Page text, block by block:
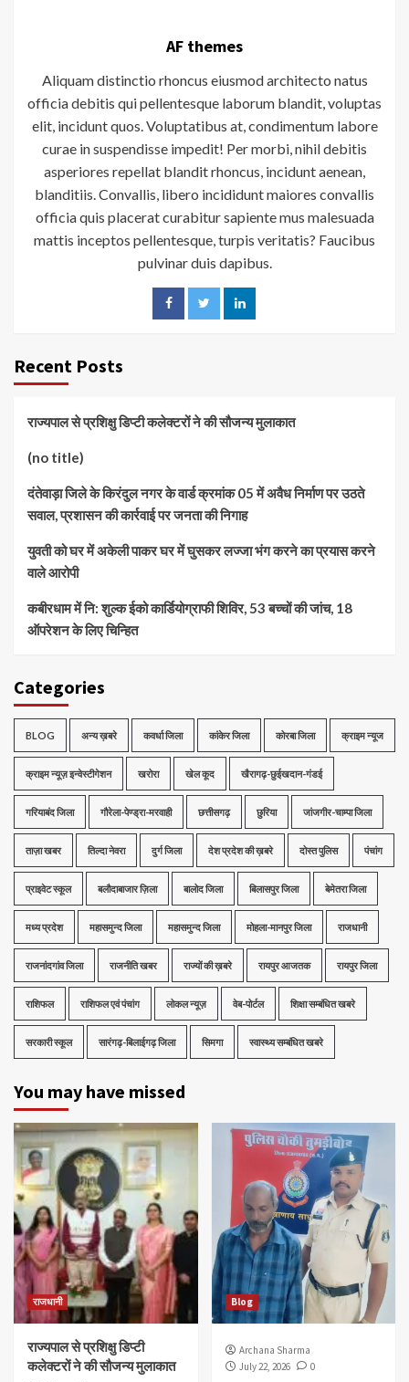
AF themes
Aliquam distinctio rhoncus eiusmod architecto natus
officia debitis qui pellentesque laborum blandit, voluptas
elit, incidunt quos. Voluptatibus at, condimentum labore
curae in suspendisse impedit! Per morbi, nihil debitis
asperiores repellat blandit rhoncus, incidunt aenean,
blanditiis. Convallis, libero incididunt maiores convallis
officia quis placerat curabitur sapiente mus malesuada
mattis inceptos pellentesque, turpis veritatis? Faucibus
pulvinar duis dapibus.
Recent Posts
राज्यपाल से प्रशिक्षु डिप्टी कलेक्टरों ने की सौजन्य मुलाकात
(no title)
दंतेवाड़ा जिले के किरंदुल नगर के वार्ड क्रमांक 05 में अवैध निर्माण पर उठते
सवाल, प्रशासन की कार्रवाई पर जनता की निगाह
युवती को घर में अकेली पाकर घर में घुसकर लज्जा भंग करने का प्रयास करने
वाले आरोपी
कबीरधाम में नि: शुल्क ईको कार्डियोग्राफी शिविर, 53 बच्चों की जांच, 18
ऑपरेशन के लिए चिन्हित
Categories
BLOG अन्य ख़बरे कवर्धा जिला कांकेर जिला कोरबा जिला क्राइम न्यूज
क्राइम न्यूज़ इन्वेस्टीगेशन खरोरा खेल कूद खैरागढ़-छुईखदान-गंडई
गरियाबंद जिला गौरेला-पेण्ड्रा-मरवाही छत्तीसगढ़ छुरिया जांजगीर-चाम्पा जिला
ताज़ा खबर तिल्दा नेवरा दुर्ग जिला देश प्रदेश की ख़बरे दोस्त पुलिस पंचांग
प्राइवेट स्कूल बलौदाबाजार ज़िला बालोद जिला बिलासपुर जिला बेमेतरा जिला
मध्‍य प्रदेश महासमुन्द जिला महासमुन्द जिला मोहला-मानपुर जिला राजधानी
राजनांदगांव जिला राजनीति खबर राज्यों की ख़बरे रायपुर आजतक रायपुर जिला
राशिफल राशिफल एवं पंचांग लोकल न्यूज़ वेब-पोर्टल शिक्षा सम्बंधित खबरे
सरकारी स्कूल सारंगढ़-बिलाईगढ़ जिला सिमगा स्वास्थ्य सम्बंधित खबरे
You may have missed
राजधानी
राज्यपाल से प्रशिक्षु डिप्टी
कलेक्टरों ने की सौजन्य मुलाकात
Blog
Archana Sharma
July 22, 2026
0